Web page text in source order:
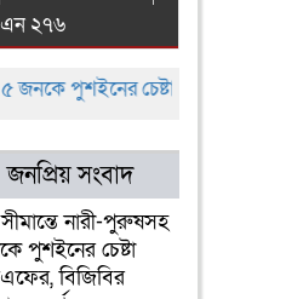
২৭৬
পুশইনের চেষ্টা বিএসএফের, বিজিবির
জনপ্রিয় সংবাদ
সীমান্তে নারী-পুরুষসহ
পুশইনের চেষ্টা
বিজিবির